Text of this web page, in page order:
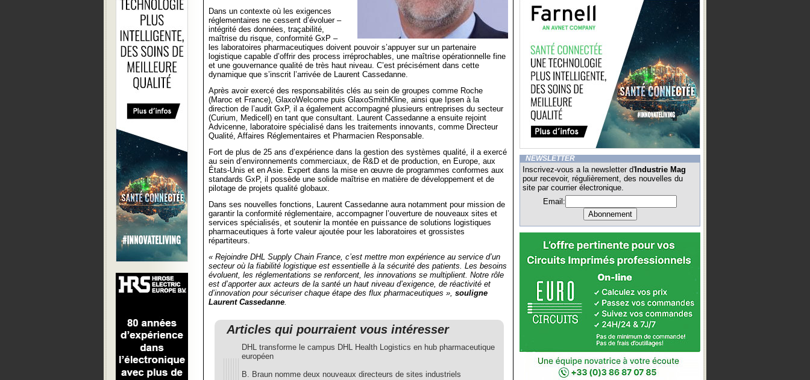
Dans un contexte où les exigences
réglementaires ne cessent d’évoluer –
intégrité des données, traçabilité,
maîtrise du risque, conformité GxP –
les laboratoires pharmaceutiques doivent pouvoir s’appuyer sur un partenaire
logistique capable d’offrir des process irréprochables, une maîtrise opérationnelle fine
et une gouvernance qualité de très haut niveau. C’est précisément dans cette
dynamique que s’inscrit l’arrivée de Laurent Cassedanne.
Après avoir exercé des responsabilités clés au sein de groupes comme Roche
(Maroc et France), GlaxoWelcome puis GlaxoSmithKline, ainsi que Ipsen à la
direction de l’audit GxP, il a également accompagné plusieurs entreprises du secteur
(Curium, Medicell) en tant que consultant. Laurent Cassedanne a ensuite rejoint
Advicenne, laboratoire spécialisé dans les traitements innovants, comme Directeur
Qualité, Affaires Réglementaires et Pharmacien Responsable.
Fort de plus de 25 ans d’expérience dans la gestion des systèmes qualité, il a exercé
au sein d’environnements commerciaux, de R&D et de production, en Europe, aux
États-Unis et en Asie. Expert dans la mise en œuvre de programmes conformes aux
standards GxP, il possède une solide maîtrise en matière de développement et de
pilotage de projets qualité globaux.
Dans ses nouvelles fonctions, Laurent Cassedanne aura notamment pour mission de
garantir la conformité réglementaire, accompagner l’ouverture de nouveaux sites et
services spécialisés, et soutenir la montée en puissance de solutions logistiques
pharmaceutiques à forte valeur ajoutée pour les laboratoires et grossistes
répartiteurs.
« Rejoindre DHL Supply Chain France, c’est mettre mon expérience au service d’un
secteur où la fiabilité logistique est essentielle à la sécurité des patients. Les besoins
évoluent, les réglementations se renforcent, les innovations se multiplient. Notre rôle
est d’apporter aux acteurs de la santé un haut niveau d’exigence, de réactivité et
d’innovation pour sécuriser chaque étape des flux pharmaceutiques », souligne
Laurent Cassedanne.
Articles qui pourraient vous intéresser
DHL transforme le campus DHL Health Logistics en hub pharmaceutique
européen
B. Braun nomme deux nouveaux directeurs de sites industriels
NEWSLETTER
Inscrivez-vous a la newsletter d' Industrie Mag
pour recevoir, régulièrement, des nouvelles du
site par courrier électronique.
Email: